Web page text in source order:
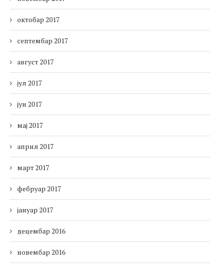
октобар 2017
септембар 2017
август 2017
јул 2017
јун 2017
мај 2017
април 2017
март 2017
фебруар 2017
јануар 2017
децембар 2016
новембар 2016